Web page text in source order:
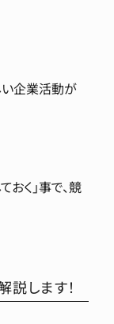
企業活動が
く」事で、競
します！